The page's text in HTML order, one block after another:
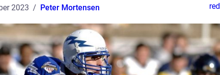
2023 Peter Mortensen